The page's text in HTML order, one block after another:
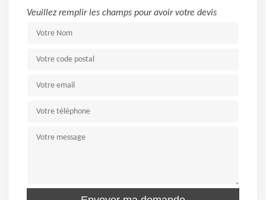
Veuillez remplir les champs pour avoir votre devis